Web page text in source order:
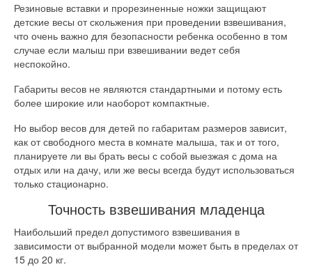
Резиновые вставки и прорезиненные ножки защищают
детские весы от скольжения при проведении взвешивания,
что очень важно для безопасности ребенка особенно в том
случае если малыш при взвешивании ведет себя
неспокойно.
Габариты весов не являются стандартными и потому есть
более широкие или наоборот компактные.
Но выбор весов для детей по габаритам размеров зависит,
как от свободного места в комнате малыша, так и от того,
планируете ли вы брать весы с собой выезжая с дома на
отдых или на дачу, или же весы всегда будут использоваться
только стационарно.
Точность взвешивания младенца
Наибольший предел допустимого взвешивания в
зависимости от выбранной модели может быть в пределах от
15 до 20 кг.